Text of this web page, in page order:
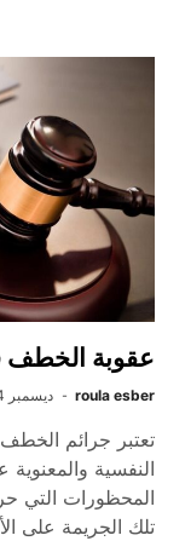
عقوبة الخطف
roula esber ديسمبر 4, 2024
تعتبر جرائم الخطف
النفسية
المحظورات التي
تلك الجريمة على